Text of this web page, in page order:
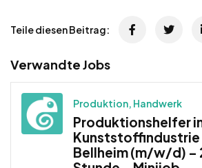
Teile diesen Beitrag:
Verwandte Jobs
Produktion, Handwerk
Produktionshelfer
Kunststoffindustrie
Bellheim (m/w/d) –